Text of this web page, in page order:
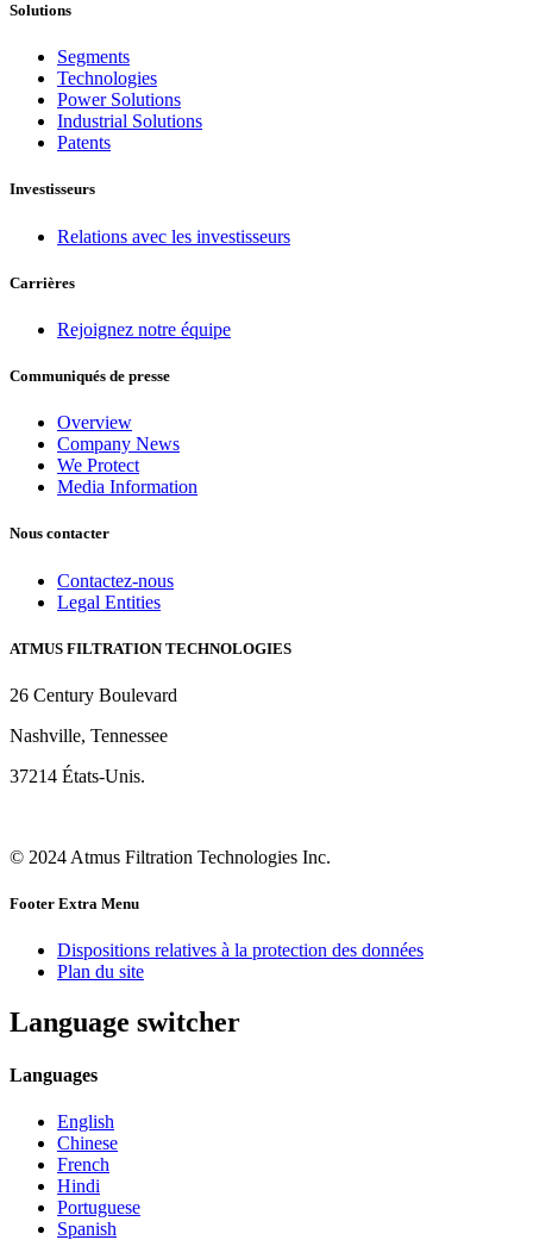
Solutions
Segments
Technologies
Power Solutions
Industrial Solutions
Patents
Investisseurs
Relations avec les investisseurs
Carrières
Rejoignez notre équipe
Communiqués de presse
Overview
Company News
We Protect
Media Information
Nous contacter
Contactez-nous
Legal Entities
ATMUS FILTRATION TECHNOLOGIES
26 Century Boulevard
Nashville, Tennessee
37214 États-Unis.
© 2024 Atmus Filtration Technologies Inc.
Footer Extra Menu
Dispositions relatives à la protection des données
Plan du site
Language switcher
Languages
English
Chinese
French
Hindi
Portuguese
Spanish